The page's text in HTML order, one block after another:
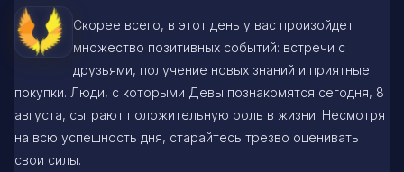
Скорее всего, в этот день у вас произойдет
множество позитивных событий: встречи с
друзьями, получение новых знаний и приятные
покупки. Люди, с которыми Девы познакомятся сегодня, 8
августа, сыграют положительную роль в жизни. Несмотря
на всю успешность дня, старайтесь трезво оценивать
свои силы.